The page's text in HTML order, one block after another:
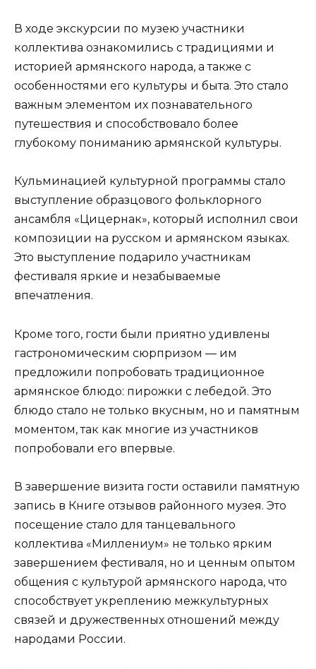
В ходе экскурсии по музею участники
коллектива ознакомились с традициями и
историей армянского народа, а также с
особенностями его культуры и быта. Это стало
важным элементом их познавательного
путешествия и способствовало более
глубокому пониманию армянской культуры.
Кульминацией культурной программы стало
выступление образцового фольклорного
ансамбля «Цицернак», который исполнил свои
композиции на русском и армянском языках.
Это выступление подарило участникам
фестиваля яркие и незабываемые
впечатления.
Кроме того, гости были приятно удивлены
гастрономическим сюрпризом — им
предложили попробовать традиционное
армянское блюдо: пирожки с лебедой. Это
блюдо стало не только вкусным, но и памятным
моментом, так как многие из участников
попробовали его впервые.
В завершение визита гости оставили памятную
запись в Книге отзывов районного музея. Это
посещение стало для танцевального
коллектива «Миллениум» не только ярким
завершением фестиваля, но и ценным опытом
общения с культурой армянского народа, что
способствует укреплению межкультурных
связей и дружественных отношений между
народами России.